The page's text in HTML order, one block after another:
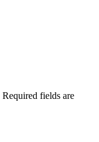
Required fields are